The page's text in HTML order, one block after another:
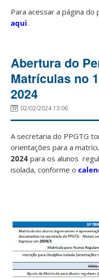
Para acessar a página
aqui.
Abertura do
Matrículas no
2024
02/02/2024 13:06
A secretaria do PPGTG
orientações para a
2024 para os alunos
isolada, conforme o